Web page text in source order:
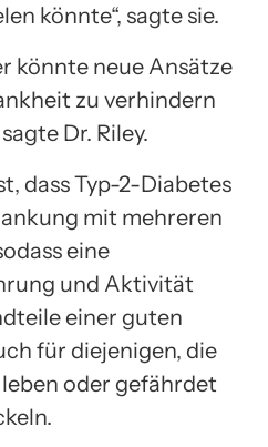
könnte“, sagte sie.
könnte neue Ansätze
zu verhindern
Dr. Riley.
dass Typ-2-Diabetes
mit mehreren
eine
und Aktivität
einer guten
für diejenigen, die
oder gefährdet